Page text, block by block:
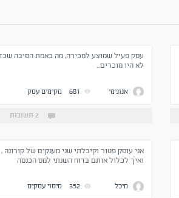
עסק פעיל שמוצע למכירה, מה באמת הסיבה
לא היו מוכרים..
אנונימי 681 מקימים עסק
2 תשובות
אני עוסק פטור וקיבלתי שני מענקים של
ואיך לכלול אותם בדוח השנתי למס הכנסה
מיכל 352 מיסוי עסקים